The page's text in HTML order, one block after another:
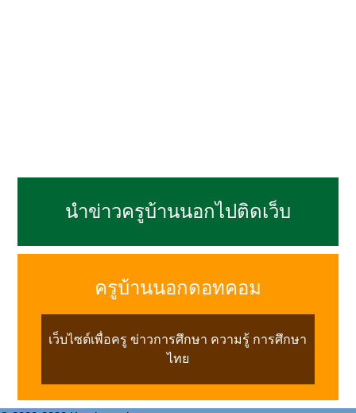
นำข่าวครูบ้านนอกไปติดเว็บ
ครูบ้านนอกดอทคอม
เว็บไซต์เพื่อครู ข่าวการศึกษา ความรู้ การศึกษา
ไทย